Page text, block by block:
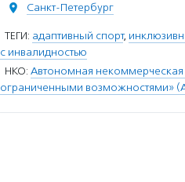
Санкт-Петербург
ТЕГИ: адаптивный спорт,
с инвалидностью
НКО: Автономная некоммерческая
ограниченными возможностями»